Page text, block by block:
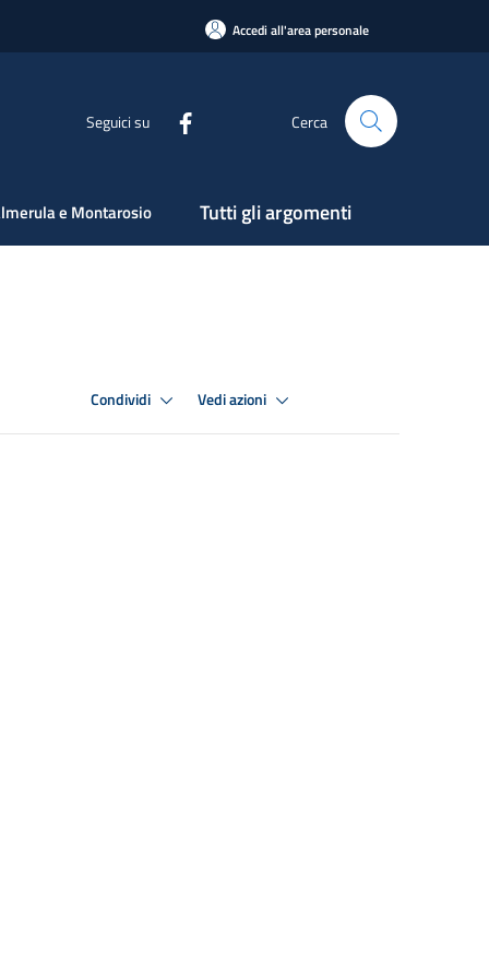
Accedi all'area personale
Seguici su Cerca
e Montarosio Tutti gli argomenti
Condividi Vedi azioni